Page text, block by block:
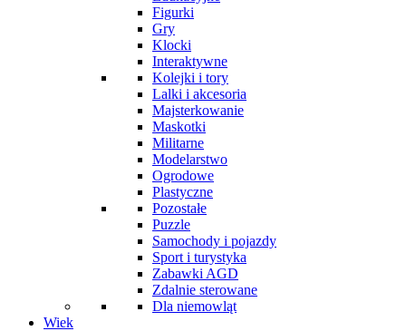
Figurki
Gry
Klocki
Interaktywne
Kolejki i tory
Lalki i akcesoria
Majsterkowanie
Maskotki
Militarne
Modelarstwo
Ogrodowe
Plastyczne
Pozostałe
Puzzle
Samochody i pojazdy
Sport i turystyka
Zabawki AGD
Zdalnie sterowane
Dla niemowląt
Wiek